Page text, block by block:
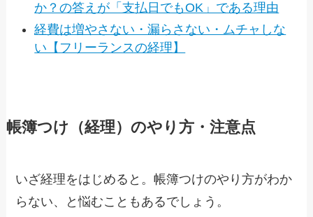
か？の答えが「支払日でもOK」である理由
経費は増やさない・漏らさない・ムチャしな
い【フリーランスの経理】
帳簿つけ（経理）のやり方・注意点
いざ経理をはじめると。帳簿つけのやり方がわか
らない、と悩むこともあるでしょう。